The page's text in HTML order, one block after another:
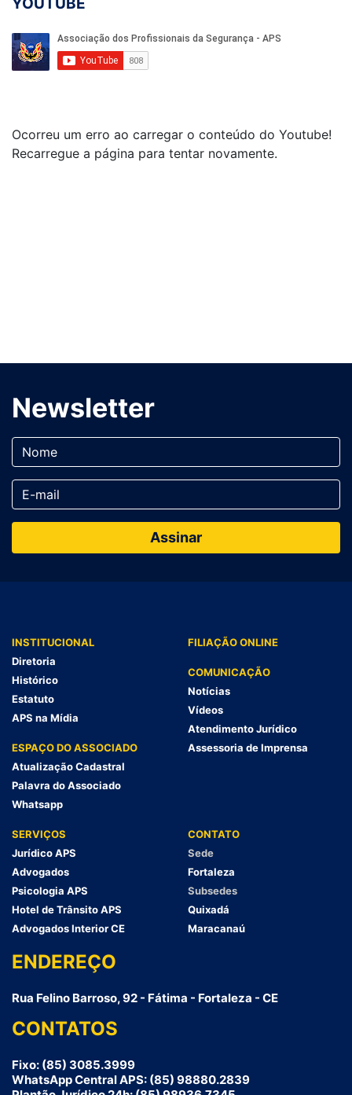
YOUTUBE
Ocorreu um erro ao carregar o conteúdo do Youtube!
Recarregue a página para tentar novamente.
Newsletter
INSTITUCIONAL
Diretoria
Histórico
Estatuto
APS na Mídia
ESPAÇO DO ASSOCIADO
Atualização Cadastral
Palavra do Associado
Whatsapp
FILIAÇÃO ONLINE
COMUNICAÇÃO
Notícias
Vídeos
Atendimento Jurídico
Assessoria de Imprensa
SERVIÇOS
Jurídico APS
Advogados
Psicologia APS
Hotel de Trânsito APS
Advogados Interior CE
CONTATO
Sede
Fortaleza
Subsedes
Quixadá
Maracanaú
ENDEREÇO
Rua Felino Barroso, 92 - Fátima - Fortaleza - CE
CONTATOS
Fixo: (85) 3085.3999
WhatsApp Central APS: (85) 98880.2839